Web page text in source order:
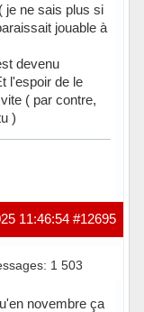
je ne sais plus si
jouable à
devenu
l'espoir de le
( par contre,
)
#12695
11:46:54
1 503
novembre ça